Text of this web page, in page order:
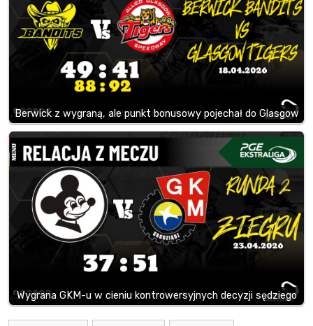
Berwick z wygraną, ale punkt bonusowy pojechał do Glasgow
Wygrana GKM-u w cieniu kontrowersyjnych decyzji sędziego